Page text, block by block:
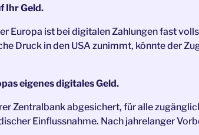
Ihr Geld.
Europa ist bei digitalen Zahlungen fast
Druck in den USA zunimmt, könnte der
eigenes digitales Geld.
Zentralbank abgesichert, für alle
Einflussnahme. Nach jahrelanger